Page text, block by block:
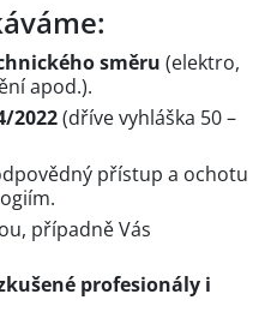
směru (elektro,
apod.).
2022(dříve vyhláška 50 –
přístup a ochotu
případně Vás
profesionály i